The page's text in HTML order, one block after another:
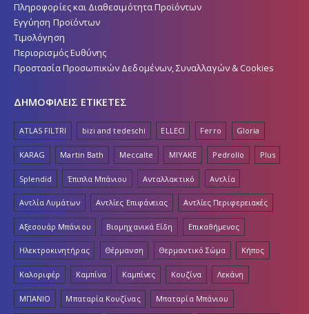
Πληροφορίες και Διαθεσιμότητα Προϊόντων
Εγγύηση Προϊόντων
Τιμολόγηση
Περιορισμός Ευθύνης
Προστασία Προσωπικών Δεδομένων, Συναλλαγών & Cookies
ΔΗΜΟΦΙΛΕΙΣ ΕΤΙΚΕΤΕΣ
ATLAS FILTRI bizi and tedeschi ELLECI Ferro Gloria
KARAG Martin Bath Meccalte MIYAKE Pedrollo Plus
Splendid Έπιπλα Μπάνιου Ανταλλακτικό Αντλία
Αντλία Λυμάτων Αντλίες Επιφάνειας Αντλίες Περιφερειακές
Αξεσουάρ Μπάνιου Βιομηχανικά Είδη Επικαθήμενος
Ηλεκτροκινητήρας Θέρμανση Θερμαντικό Σώμα Κήπος
Καλοριφέρ Καμπίνα Καμπίνες Κουζίνα Λεκάνη
ΜΠΑΝΙΟ Μπαταρία Κουζίνας Μπαταρία Μπάνιου